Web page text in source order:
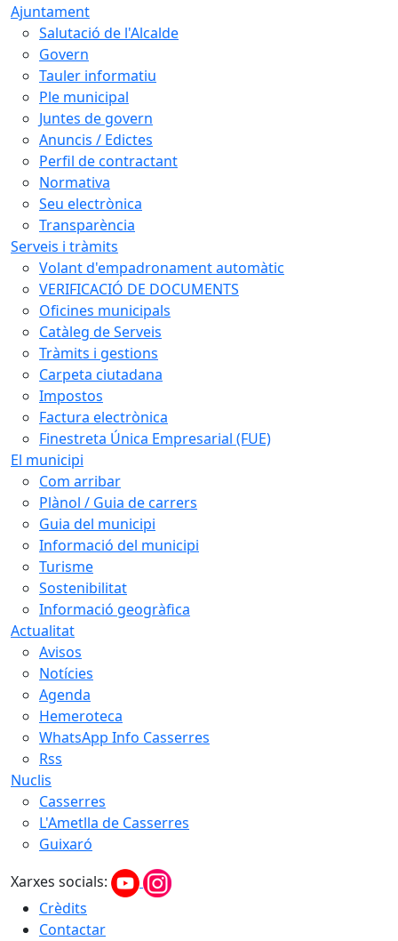
Ajuntament
Salutació de l'Alcalde
Govern
Tauler informatiu
Ple municipal
Juntes de govern
Anuncis / Edictes
Perfil de contractant
Normativa
Seu electrònica
Transparència
Serveis i tràmits
Volant d'empadronament automàtic
VERIFICACIÓ DE DOCUMENTS
Oficines municipals
Catàleg de Serveis
Tràmits i gestions
Carpeta ciutadana
Impostos
Factura electrònica
Finestreta Única Empresarial (FUE)
El municipi
Com arribar
Plànol / Guia de carrers
Guia del municipi
Informació del municipi
Turisme
Sostenibilitat
Informació geogràfica
Actualitat
Avisos
Notícies
Agenda
Hemeroteca
WhatsApp Info Casserres
Rss
Nuclis
Casserres
L'Ametlla de Casserres
Guixaró
Xarxes socials:
Crèdits
Contactar